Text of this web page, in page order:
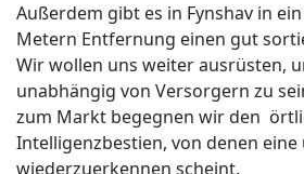
Außerdem gibt es in Fynshav in
Metern Entfernung einen gut
Wir wollen uns weiter ausrüsten,
unabhängig von Versorgern zu
zum Markt begegnen wir den
Intelligenzbestien, von denen eine
wiederzuerkennen scheint.